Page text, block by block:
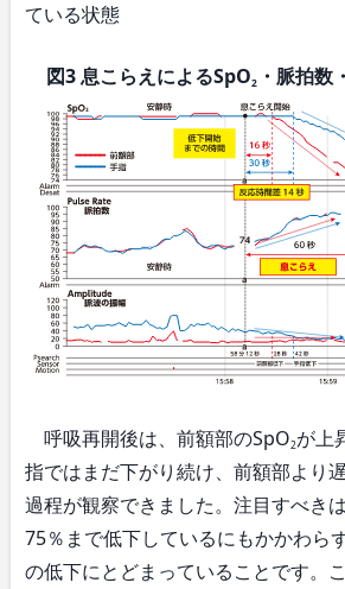
ている状態
図3 息こらえによるSpO2 ・脈拍数
呼吸再開後は、前額部のSpO2が上
指ではまだ下がり続け、前額部より
過程が観察できました。注目すべき
75％まで低下しているにもかかわら
の低下にとどまっていることです。